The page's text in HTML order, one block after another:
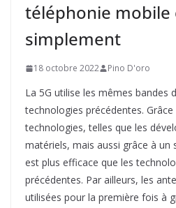
téléphonie mobile
simplement
18 octobre 2022 Pino D'oro
La 5G utilise les mêmes bandes
technologies précédentes.
technologies, telles que les
matériels, mais aussi grâce à un
est plus efficace que les
précédentes. Par ailleurs, les
utilisées pour la première fois à